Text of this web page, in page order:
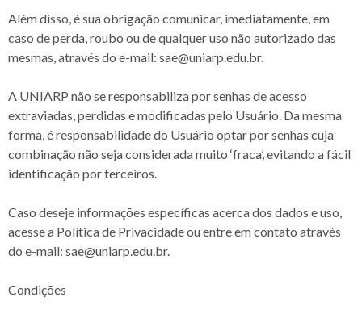
Além disso, é sua obrigação comunicar, imediatamente, em
caso de perda, roubo ou de qualquer uso não autorizado das
mesmas, através do e-mail: sae@uniarp.edu.br.
A UNIARP não se responsabiliza por senhas de acesso
extraviadas, perdidas e modificadas pelo Usuário. Da mesma
forma, é responsabilidade do Usuário optar por senhas cuja
combinação não seja considerada muito ‘fraca’, evitando a fácil
identificação por terceiros.
Caso deseje informações específicas acerca dos dados e uso,
acesse a Política de Privacidade ou entre em contato através
do e-mail: sae@uniarp.edu.br.
Condições